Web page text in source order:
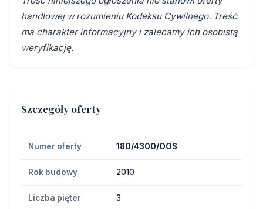
handlowej w rozumieniu Kodeksu Cywilnego. Treść
ma charakter informacyjny i zalecamy ich osobistą
weryfikację.
Szczegóły oferty
Numer oferty 180/4300/OOS
Rok budowy 2010
Liczba pięter 3